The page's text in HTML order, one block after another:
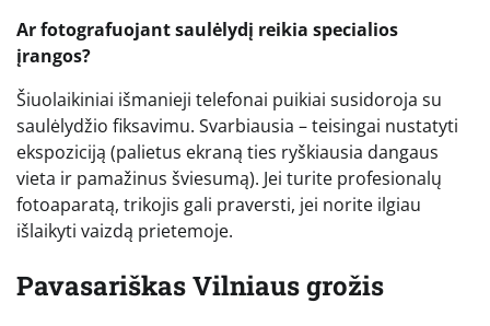
Ar fotografuojant saulėlydį reikia specialios
įrangos?
Šiuolaikiniai išmanieji telefonai puikiai susidoroja su
saulėlydžio fiksavimu. Svarbiausia – teisingai nustatyti
ekspoziciją (palietus ekraną ties ryškiausia dangaus
vieta ir pamažinus šviesumą). Jei turite profesionalų
fotoaparatą, trikojis gali praversti, jei norite ilgiau
išlaikyti vaizdą prietemoje.
Pavasariškas Vilniaus grožis